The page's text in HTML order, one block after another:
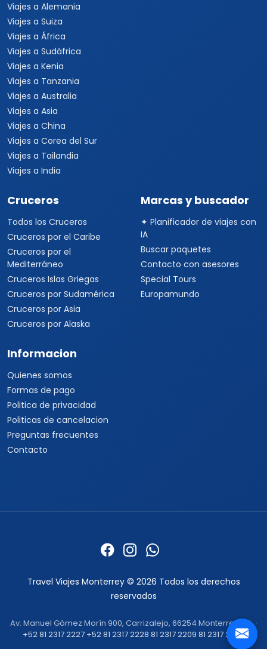
Viajes a Alemania
Viajes a Suiza
Viajes a África
Viajes a Sudáfrica
Viajes a Kenia
Viajes a Tanzania
Viajes a Australia
Viajes a Asia
Viajes a China
Viajes a Corea del Sur
Viajes a Tailandia
Viajes a India
Cruceros
Todos los Cruceros
Cruceros por el Caribe
Cruceros por el
Mediterráneo
Cruceros Islas Griegas
Cruceros por Sudamérica
Cruceros por Asia
Cruceros por Alaska
Marcas y buscador
✦ Planificador de viajes con
IA
Buscar paquetes
Contacto con asesores
Special Tours
Europamundo
Informacion
Quienes somos
Formas de pago
Politica de privacidad
Politicas de cancelacion
Preguntas frecuentes
Contacto
Travel Viajes Monterrey © 2026 Todos los derechos
reservados
Av. Manuel Gómez Morín 900, Carrizalejo, 66254 Monterrey, N.L. ·
+52 81 2317 2227 +52 81 2317 2228 81 2317 2209 81 2317 2232